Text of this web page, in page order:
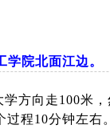
院北面江边。
方向走100米
过程10分钟左右